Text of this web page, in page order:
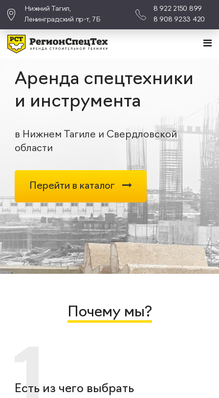
Нижний Тагил,
Ленинградский пр-т, 7Б
8 922 2150 899
8 908 9233 420
Аренда спецтехники
и инструмента
в Нижнем Тагиле и Свердловской
области
Перейти в каталог
Почему мы?
Есть из чего выбрать